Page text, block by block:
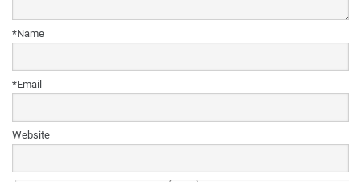
Name
*
Email
*
Website